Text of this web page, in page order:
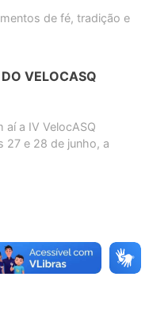
de fé, tradição e
VELOCASQ
aí a IV VelocASQ
27 e 28 de junho, a